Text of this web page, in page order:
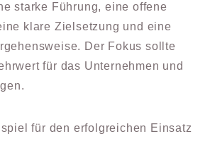
starke Führung, eine offene
klare Zielsetzung und eine
Der Fokus sollte
für das Unternehmen und
für den erfolgreichen Einsatz